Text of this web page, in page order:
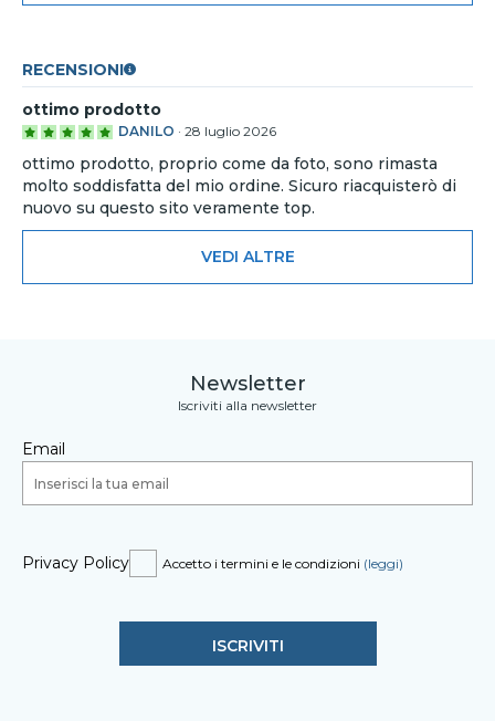
RECENSIONI
ottimo prodotto
DANILO · 28 luglio 2026
ottimo prodotto, proprio come da foto, sono rimasta
molto soddisfatta del mio ordine. Sicuro riacquisterò di
nuovo su questo sito veramente top.
VEDI ALTRE
Newsletter
Iscriviti alla newsletter
Email
Privacy Policy Accetto i termini e le condizioni (leggi)